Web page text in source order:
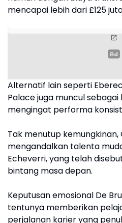
mencapai lebih dari £125
Alternatif lain seperti
Palace juga muncul
mengingat performa
Tak menutup kemungkinan,
mengandalkan talenta
Echeverri, yang telah
bintang masa depan.
Keputusan emosional De
tentunya memberikan
perjalanan karier yang